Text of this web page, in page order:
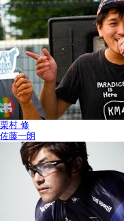
栗村 修
佐藤一朗